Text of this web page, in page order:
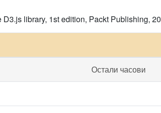
library, 1st edition, Packt Publishing,
Остали часови